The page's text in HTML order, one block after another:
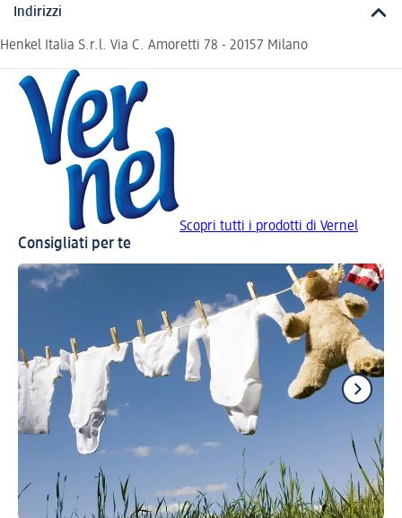
Indirizzi
Henkel Italia S.r.l. Via C. Amoretti 78 - 20157 Milano
Scopri tutti i prodotti di Vernel
Consigliati per te